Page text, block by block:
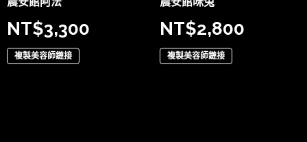
NT$3,300
複製美容師鏈接
NT$2,800
複製美容師鏈接